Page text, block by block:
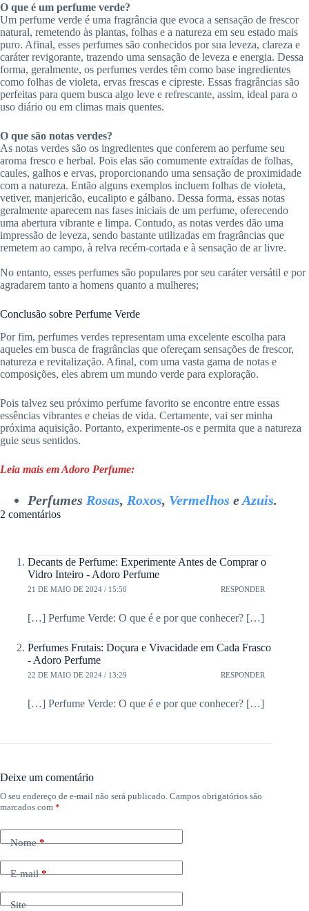
O que é um perfume verde?
Um perfume verde é uma fragrância que evoca a sensação de frescor
natural, remetendo às plantas, folhas e a natureza em seu estado mais
puro. Afinal, esses perfumes são conhecidos por sua leveza, clareza e
caráter revigorante, trazendo uma sensação de leveza e energia. Dessa
forma, geralmente, os perfumes verdes têm como base ingredientes
como folhas de violeta, ervas frescas e cipreste. Essas fragrâncias são
perfeitas para quem busca algo leve e refrescante, assim, ideal para o
uso diário ou em climas mais quentes.
O que são notas verdes?
As notas verdes são os ingredientes que conferem ao perfume seu
aroma fresco e herbal. Pois elas são comumente extraídas de folhas,
caules, galhos e ervas, proporcionando uma sensação de proximidade
com a natureza. Então alguns exemplos incluem folhas de violeta,
vetiver, manjericão, eucalipto e gálbano. Dessa forma, essas notas
geralmente aparecem nas fases iniciais de um perfume, oferecendo
uma abertura vibrante e limpa. Contudo, as notas verdes dão uma
impressão de leveza, sendo bastante utilizadas em fragrâncias que
remetem ao campo, à relva recém-cortada e à sensação de ar livre.
No entanto, esses perfumes são populares por seu caráter versátil e por
agradarem tanto a homens quanto a mulheres;
Conclusão sobre Perfume Verde
Por fim, perfumes verdes representam uma excelente escolha para
aqueles em busca de fragrâncias que ofereçam sensações de frescor,
natureza e revitalização. Afinal, com uma vasta gama de notas e
composições, eles abrem um mundo verde para exploração.
Pois talvez seu próximo perfume favorito se encontre entre essas
essências vibrantes e cheias de vida. Certamente, vai ser minha
próxima aquisição. Portanto, experimente-os e permita que a natureza
guie seus sentidos.
Leia mais em Adoro Perfume:
Perfumes Rosas, Roxos, Vermelhos eAzuis.
2 comentários
Decants de Perfume: Experimente Antes de Comprar o
Vidro Inteiro - Adoro Perfume
21 DE MAIO DE 2024 / 15:50 RESPONDER
[…] Perfume Verde: O que é e por que conhecer? […]
Perfumes Frutais: Doçura e Vivacidade em Cada Frasco
- Adoro Perfume
22 DE MAIO DE 2024 / 13:29 RESPONDER
[…] Perfume Verde: O que é e por que conhecer? […]
Deixe um comentário
O seu endereço de e-mail não será publicado. Campos obrigatórios são
marcados com *
Nome*
E-mail*
Site